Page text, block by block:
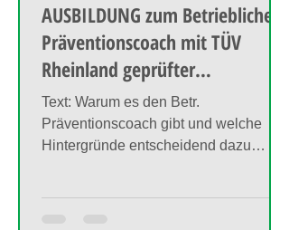
AUSBILDUNG zum Betrieblichen
Präventionscoach mit TÜV
Rheinland geprüfter
Qualifikation – Inhalte, Kosten
& Vorteile
Text: Warum es den Betr.
Präventionscoach gibt und welche
Hintergründe entscheidend dazu